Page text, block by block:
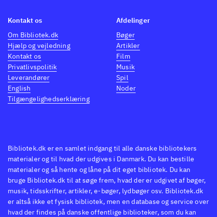
grafisk og på lydsiden. Kort sagt
et godt familiespil, hvis største
svaghed er den manglende
danske oversættelse i xbox
360-versionen
Bibliotek.dk er en samlet indgang til alle danske bibliotekers
materialer og til hvad der udgives i Danmark. Du kan bestille
materialer og så hente og låne på dit eget bibliotek. Du kan
bruge Bibliotek.dk til at søge frem, hvad der er udgivet af bøger,
musik, tidsskrifter, artikler, e-bøger, lydbøger osv. Bibliotek.dk
er altså ikke et fysisk bibliotek, men en database og service over
hvad der findes på danske offentlige biblioteker, som du kan
Kontakt os
Om Bibliotek.dk
Hjælp og vejledning
Kontakt os
Privatlivspolitik
Leverandører
English
Tilgængelighedserklæring
Afdelinger
Bøger
Artikler
Film
Musik
Spil
Noder